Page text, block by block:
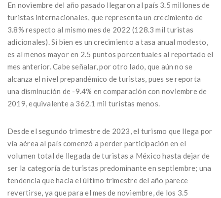
En noviembre del año pasado llegaron al país 3.5 millones de
turistas internacionales, que representa un crecimiento de
3.8% respecto al mismo mes de 2022 (128.3 mil turistas
adicionales). Si bien es un crecimiento a tasa anual modesto,
es al menos mayor en 2.5 puntos porcentuales al reportado el
mes anterior. Cabe señalar, por otro lado, que aún no se
alcanza el nivel prepandémico de turistas, pues se reporta
una disminución de -9.4% en comparación con noviembre de
2019, equivalente a 362.1 mil turistas menos.
Desde el segundo trimestre de 2023, el turismo que llega por
vía aérea al país comenzó a perder participación en el
volumen total de llegada de turistas a México hasta dejar de
ser la categoría de turistas predominante en septiembre; una
tendencia que hacia el último trimestre del año parece
revertirse, ya que para el mes de noviembre, de los 3.5